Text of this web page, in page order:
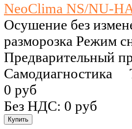
NeoClima NS/NU-
Осушение без
разморозка Режим
Предварительный
Самодиагностика
0 руб
Без НДС: 0 руб